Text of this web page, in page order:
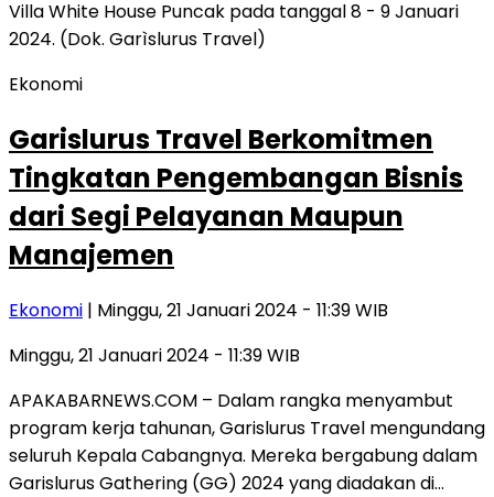
Ekonomi
Garislurus Travel Berkomitmen
Tingkatan Pengembangan Bisnis
dari Segi Pelayanan Maupun
Manajemen
Ekonomi | Minggu, 21 Januari 2024 - 11:39 WIB
Minggu, 21 Januari 2024 - 11:39 WIB
APAKABARNEWS.COM – Dalam rangka menyambut
program kerja tahunan, Garislurus Travel mengundang
seluruh Kepala Cabangnya. Mereka bergabung dalam
Garislurus Gathering (GG) 2024 yang diadakan di…